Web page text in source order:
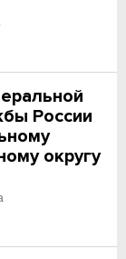
России
округу